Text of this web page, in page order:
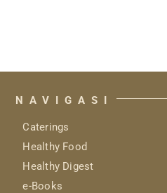
NAVIGASI
Caterings
Healthy Food
Healthy Digest
e-Books